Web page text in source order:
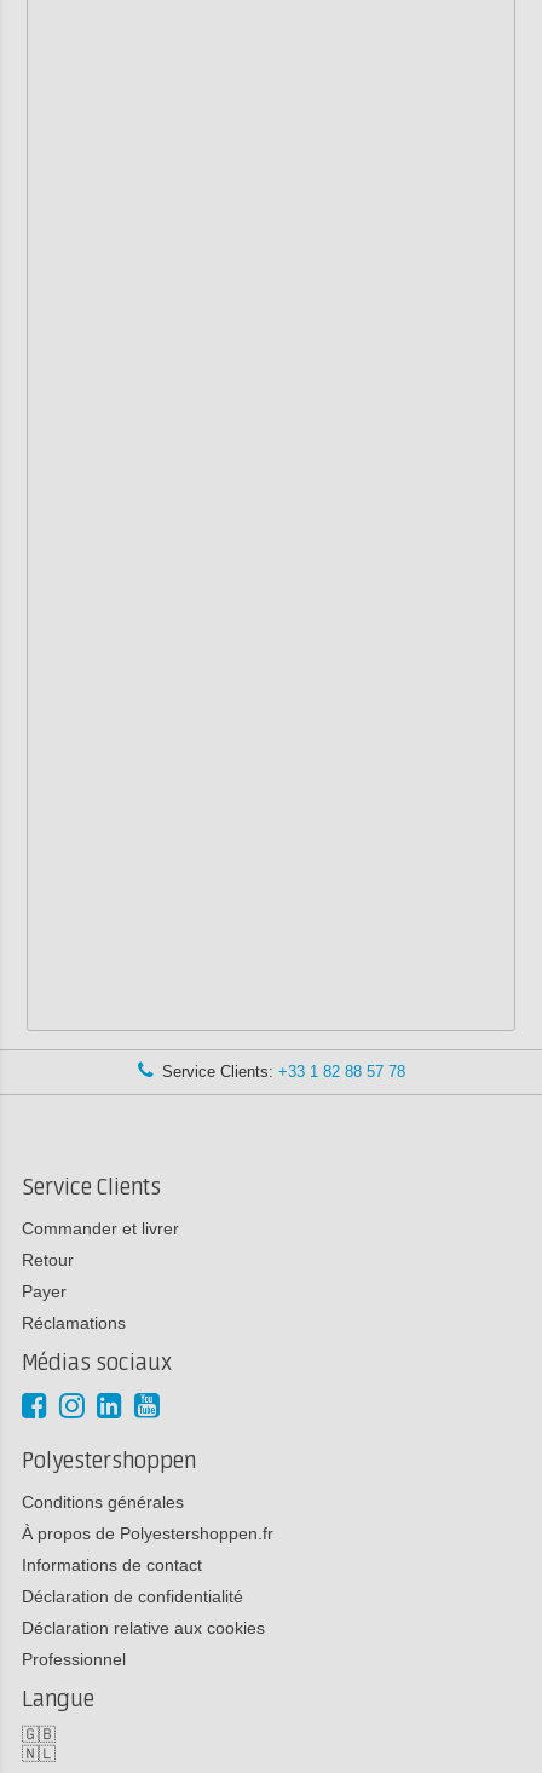
Service Clients: +33 1 82 88 57 78
Service Clients
Commander et livrer
Retour
Payer
Réclamations
Médias sociaux
Polyestershoppen
Conditions générales
À propos de Polyestershoppen.fr
Informations de contact
Déclaration de confidentialité
Déclaration relative aux cookies
Professionnel
Langue
🇬🇧
🇳🇱